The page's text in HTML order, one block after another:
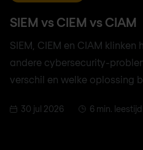
SIEM vs CIEM vs CIAM
SIEM, CIEM en CIAM
andere cybersecurity-
verschil en welke oplossing
30 jul 2026 6 min. leestijd